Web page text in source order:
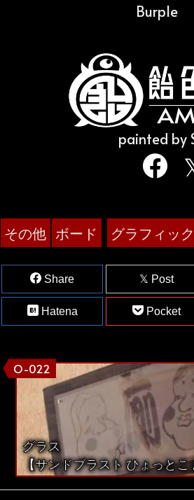
Burple
painted by
その他 ボード グラフィック
Share Post
Hatena Pocket
O-022
グラス
【サンドブラスト ひょっと